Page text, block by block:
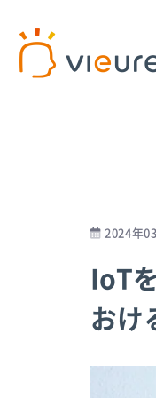
プラッ
SDK
パート
介護
病院
工場
2024年
IoT
おけ